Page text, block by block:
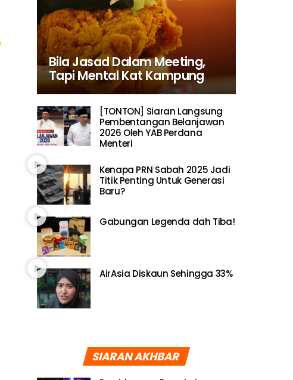
Bila Jasad Dalam Meeting,
Tapi Mental Kat Kampung
[TONTON] Siaran Langsung
Pembentangan Belanjawan
2026 Oleh YAB Perdana
Menteri
Kenapa PRN Sabah 2025 Jadi
Titik Penting Untuk Generasi
Baru?
Gabungan Legenda dah Tiba!
AirAsia Diskaun Sehingga 33%
SIARAN AKHBAR